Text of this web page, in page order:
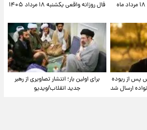
فال قهوه روزانه یکشنبه ۱۸ مرداد ماه
فال روزانه واقعی یکشنبه ۱۸ مرداد ۱۴۰۵
پس از ربوده
ارسال شد
برای اولین بار؛ انتشار تصاویری از رهبر
جدید انقلاب/ویدیو